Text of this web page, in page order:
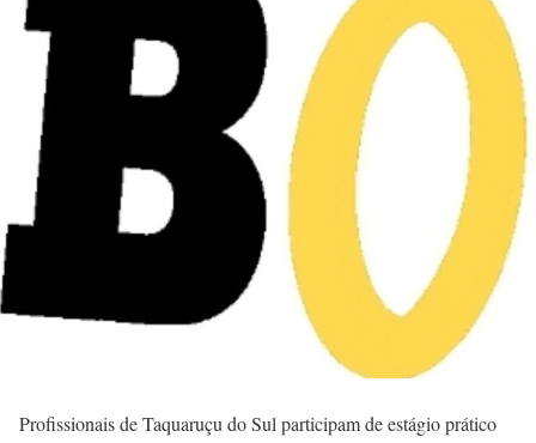
Profissionais de Taquaruçu do Sul participam de estágio prático